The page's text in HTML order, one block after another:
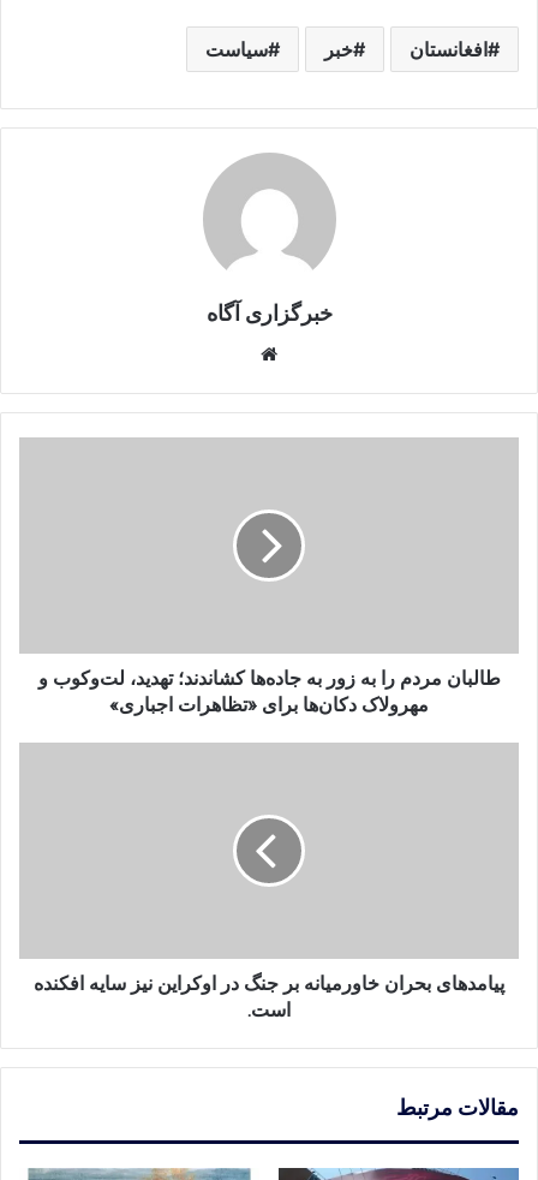
افغانستان خبر سیاست
خبرگزاری آگاه
تهدید،
لت‌وکوب
طالبان مردم را به زور به جاده‌ها کشاندند؛ تهدید، لت‌وکوب و
مهرولاک دکان‌ها برای «تظاهرات اجباری»
سایه
افکنده
پیامدهای بحران خاورمیانه بر جنگ در اوکراین نیز سایه افکنده
است.
مقالات مرتبط